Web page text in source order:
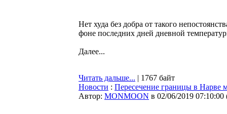
Нет худа без добра от такого
фоне последних дней дневной
Далее...
Читать дальше... | 1767 байт
Новости : Пересечение границы в Нарве
Автор: MONMOON в 02/06/2019 07:10:00